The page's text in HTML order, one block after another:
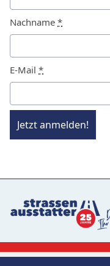
Nachname *
E-Mail *
Jetzt anmelden!